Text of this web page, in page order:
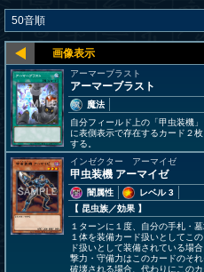
アーマーブラスト
アーマーブラスト
魔法
自分フィールド上の「甲虫装機
に表側表示で存在するカード２
する。
インゼクター アーマイゼ
甲虫装機 アーマイゼ
闇属性
レベル 3
【 昆虫族／効果 】
１ターンに１度、自分の手札・
１体を装備カード扱いとしてこ
ド扱いとして装備されている場
撃力・守備力はこのカードのそ
破壊される場合、代わりにこのカ